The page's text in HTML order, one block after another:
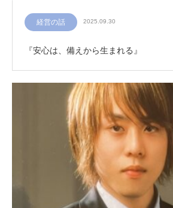
経営の話 2025.09.30
『安心は、備えから生まれる』